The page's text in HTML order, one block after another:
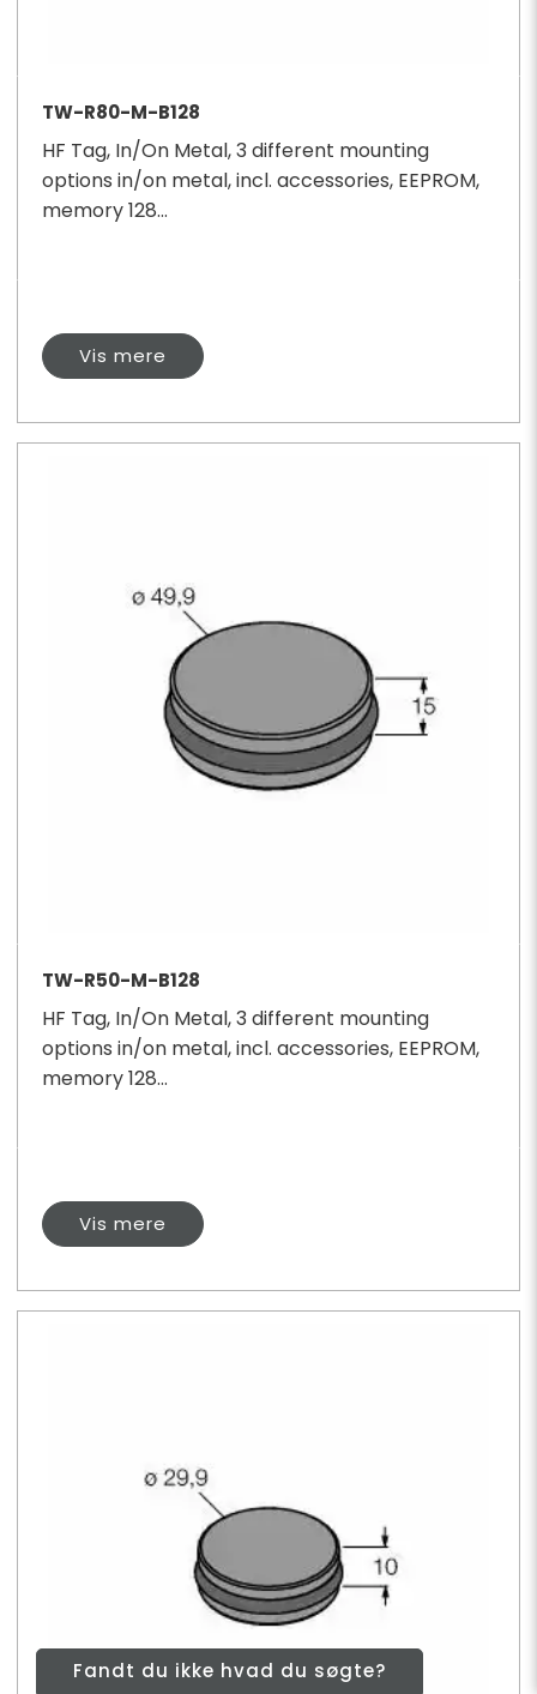
TW-R80-M-B128
HF Tag, In/On Metal, 3 different mounting
options in/on metal, incl. accessories, EEPROM,
memory 128...
Vis mere
TW-R50-M-B128
HF Tag, In/On Metal, 3 different mounting
options in/on metal, incl. accessories, EEPROM,
memory 128...
Vis mere
Fandt du ikke hvad du søgte?